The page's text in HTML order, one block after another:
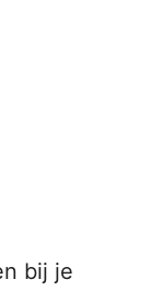
bij je